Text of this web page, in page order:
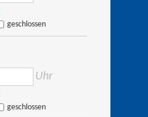
geschlossen
Uhr
geschlossen